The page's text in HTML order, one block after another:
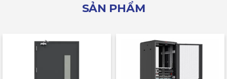
SẢN PHẨM